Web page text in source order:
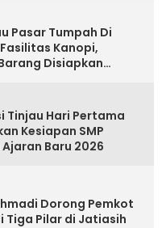
Pasar Tumpah Di
Kanopi,
Disiapkan
Tinjau Hari Pertama
Kesiapan SMP
Baru 2026
Dorong Pemkot
Tiga Pilar di Jatiasih